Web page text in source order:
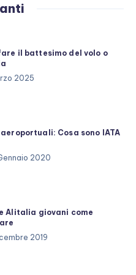
il battesimo del volo o
2025
Cosa sono IATA
2020
Alitalia giovani come
2019